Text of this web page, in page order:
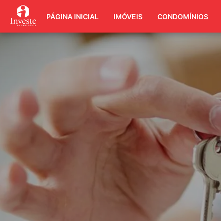
PÁGINA INICIAL IMÓVEIS CONDOMÍNIOS